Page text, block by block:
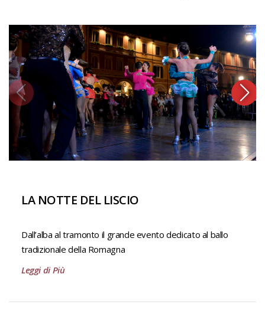
LA NOTTE DEL LISCIO
Dall’alba al tramonto il grande evento dedicato al ballo
tradizionale della Romagna
Leggi di Più